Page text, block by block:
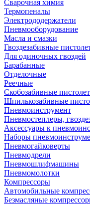
Сварочная химия
Термопеналы
Электрододержатели
Пневмооборудование
Масла и смазки
Гвоздезабивные
Для одиночных гвоздей
Барабанные
Отделочные
Реечные
Скобозабивные
Шпилькозабивные
Пневмоинструмент
Пневмостеплеры,
Аксессуары к
Наборы
Пневмогайковерты
Пневмодрели
Пневмошлифмашины
Пневмомолотки
Компрессоры
Автомобильные
Безмасляные